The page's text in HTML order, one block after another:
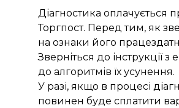
Діагностика оплачується
Торгпост. Перед тим, як
на ознаки його
Зверніться до інструкції
до алгоритмів їх усунення.
У разі, якщо в процесі
повинен буде сплатити